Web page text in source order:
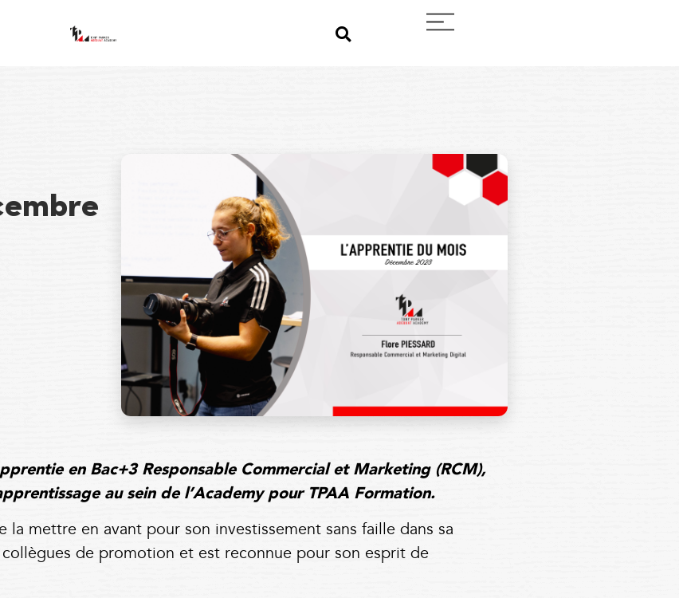
en Bac+3 Responsable Commercial et Marketing (RCM),
au sein de l’Academy pour TPAA Formation.
mettre en avant pour son investissement sans faille dans sa
de promotion et est reconnue pour son esprit de